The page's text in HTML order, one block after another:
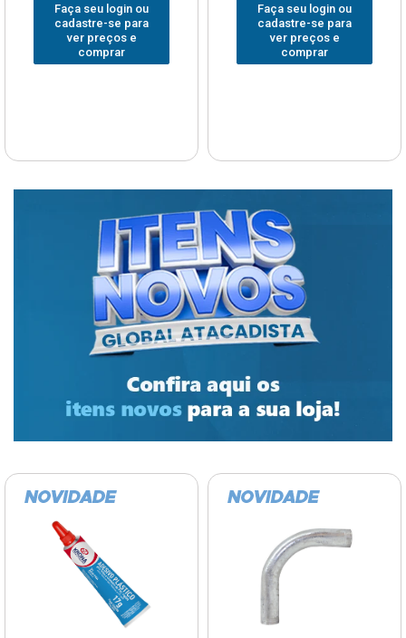
Faça seu login ou
cadastre-se para
ver preços e
comprar
Faça seu login ou
cadastre-se para
ver preços e
comprar